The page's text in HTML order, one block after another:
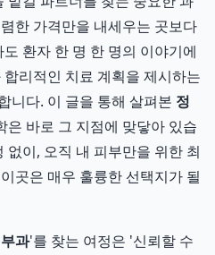
한 가격만을 내세우는 곳보다
환자 한 명 한 명의 이야기에
리적인 치료 계획을 제시하는
니다. 이 글을 통해 살펴본 정
은 바로 그 지점에 맞닿아 있습
없이, 오직 내 피부만을 위한 최
곳은 매우 훌륭한 선택지가 될
과'를 찾는 여정은 '신뢰할 수